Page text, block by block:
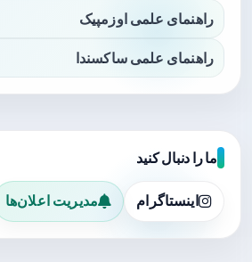
راهنمای علمی اوزمپیک
راهنمای علمی ساکسندا
ما را دنبال کنید
اینستاگرام مدیریت اعلان‌ها